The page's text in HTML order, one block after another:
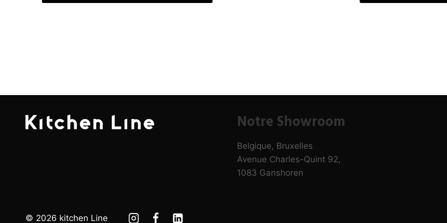
Notre Showroom
Belgique, Bruxelles
Avenue Charles-Quint 92,
1083 Ganshoren
© 2026 kitchen Line